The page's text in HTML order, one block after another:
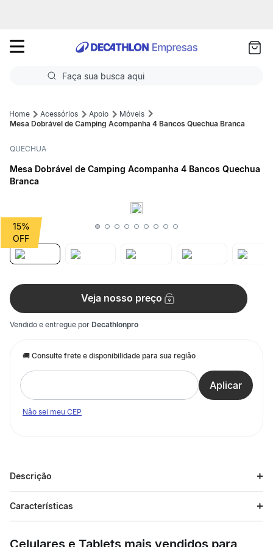
Faça sua busca aqui
Basquete
3º
Futebol Campo
Acessórios Apoio
Móveis
Mesa Dobrável de Camping Acompanha 4 Bancos Quechua Branca
QUECHUA
Mesa Dobrável de Camping Acompanha 4 Bancos Quechua
Branca
15%
Veja nosso preço
Vendido e entregue por Decathlonpro
Não sei meu CEP
Descrição
Quer transformar suas refeições ao ar livre? Nossa mesa
e piqueniques em família. Com tampo de 120 x 60 cm e quatro
Características
Celulares e Tablets mais vendidos para